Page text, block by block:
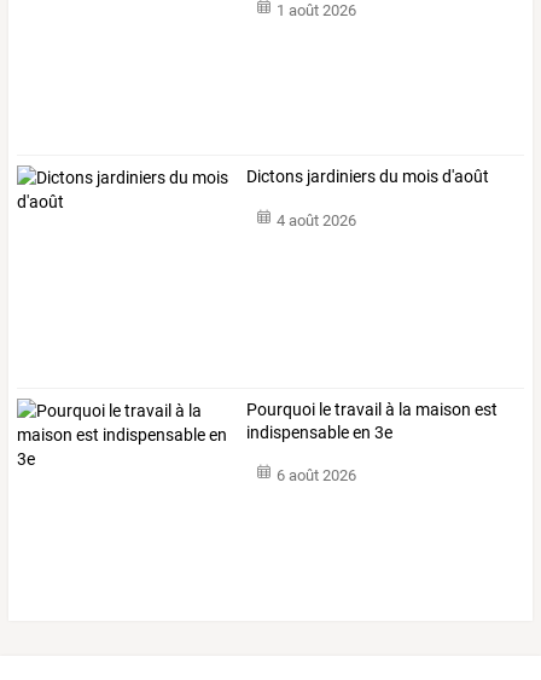
1 août 2026
Dictons jardiniers du mois d'août
4 août 2026
Pourquoi le travail à la maison est
indispensable en 3e
6 août 2026